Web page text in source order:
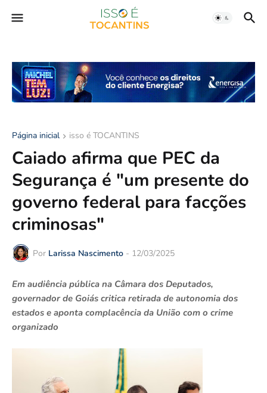
Página inicial isso é TOCANTINS
Caiado afirma que PEC da
Segurança é "um presente do
governo federal para facções
criminosas"
Por Larissa Nascimento - 12/03/2025
Em audiência pública na Câmara dos Deputados,
governador de Goiás critica retirada de autonomia dos
estados e aponta complacência da União com o crime
organizado